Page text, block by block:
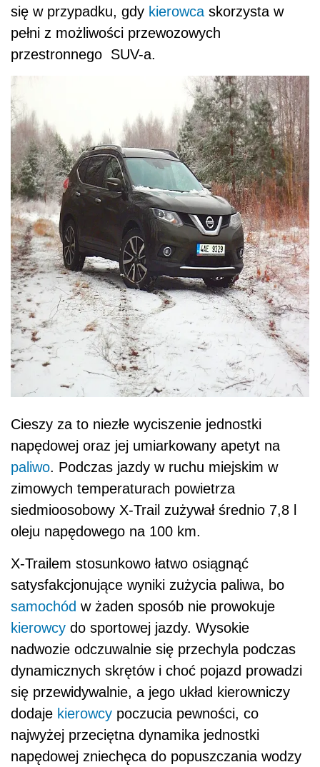
się w przypadku, gdy kierowcaskorzysta w
pełni z możliwości przewozowych
przestronnego SUV-a.
Cieszy za to niezłe wyciszenie jednostki
napędowej oraz jej umiarkowany apetyt na
paliwo. Podczas jazdy w ruchu miejskim w
zimowych temperaturach powietrza
siedmioosobowy X-Trail zużywał średnio 7,8 l
oleju napędowego na 100 km.
X-Trailem stosunkowo łatwo osiągnąć
satysfakcjonujące wyniki zużycia paliwa, bo
samochód w żaden sposób nie prowokuje
kierowcy do sportowej jazdy. Wysokie
nadwozie odczuwalnie się przechyla podczas
dynamicznych skrętów i choć pojazd prowadzi
się przewidywalnie, a jego układ kierowniczy
dodaje kierowcy poczucia pewności, co
najwyżej przeciętna dynamika jednostki
napędowej zniechęca do popuszczania wodzy